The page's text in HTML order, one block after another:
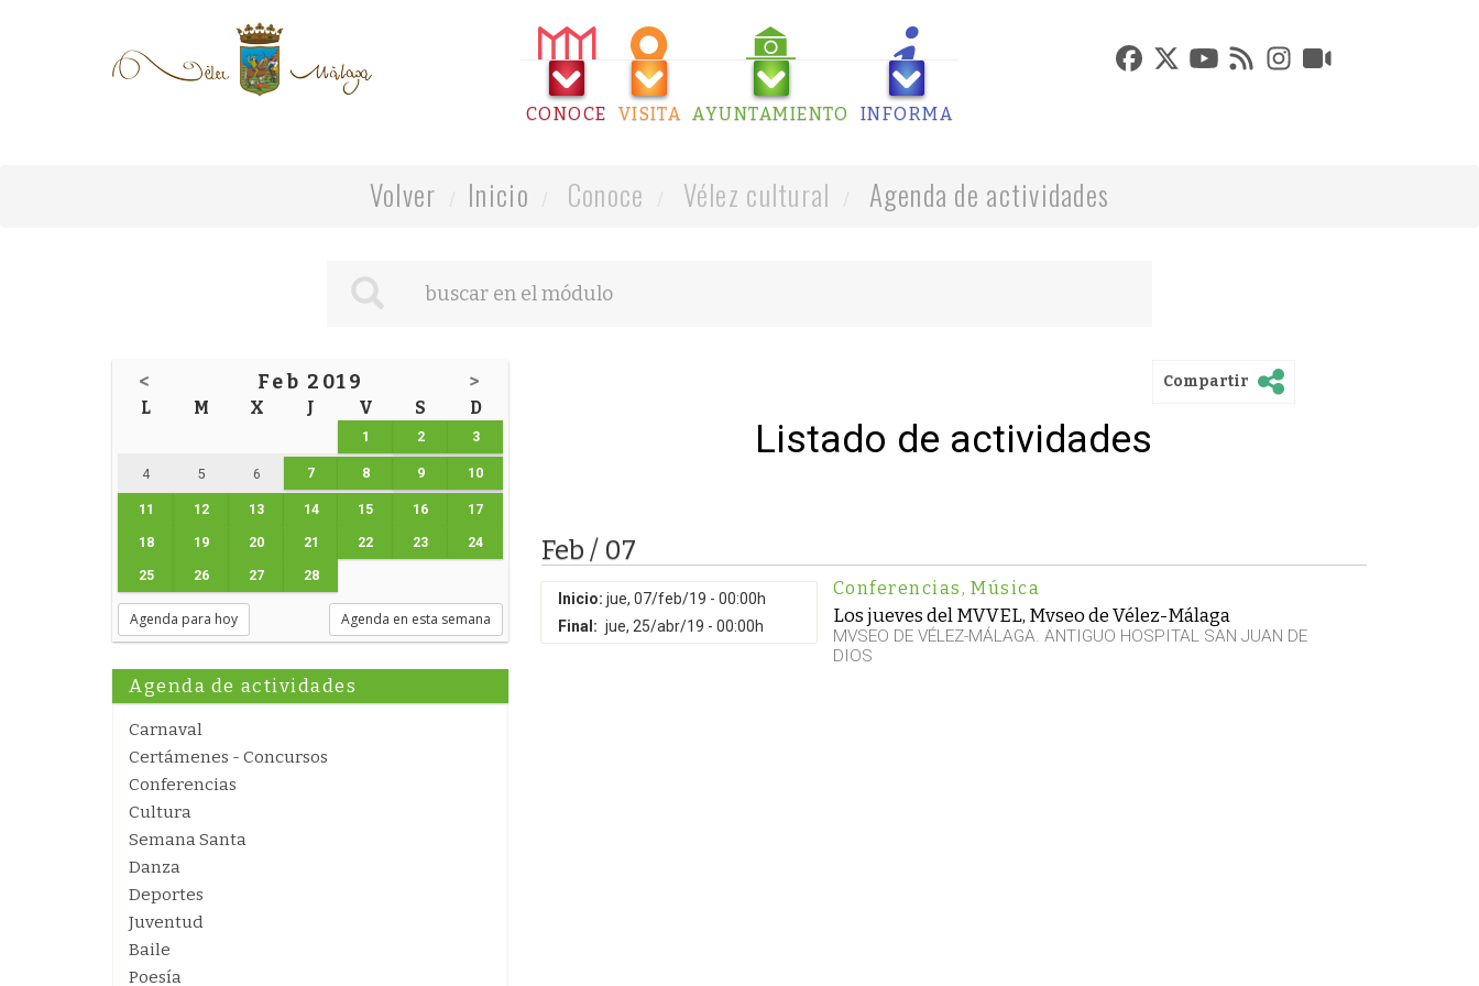
CONOCE VISITA AYUNTAMIENTO INFORMA
Volver Inicio Conoce Vélez cultural Agenda de actividades
< Feb 2019 >
L M X J V S D
1 2 3
4 5 6 7 8 9 10
11 12 13 14 15 16 17
18 19 20 21 22 23 24
25 26 27 28
Agenda para hoy Agenda en esta semana
Agenda de actividades
Carnaval
Certámenes - Concursos
Conferencias
Cultura
Semana Santa
Danza
Deportes
Juventud
Baile
Poesía
Compartir
Listado de actividades
Feb / 07
Inicio: jue, 07/feb/19 - 00:00h
Final: jue, 25/abr/19 - 00:00h
Conferencias, Música
Los jueves del MVVEL, Mvseo de Vélez-Málaga
MVSEO DE VÉLEZ-MÁLAGA. ANTIGUO HOSPITAL SAN JUAN DE
DIOS